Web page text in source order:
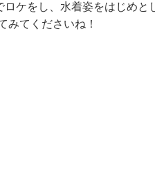
ケをし、水着姿をはじめと
みてくださいね！